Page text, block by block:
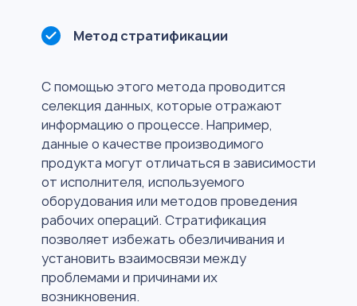
Метод стратификации
С помощью этого метода проводится
селекция данных, которые отражают
информацию о процессе. Например,
данные о качестве производимого
продукта могут отличаться в зависимости
от исполнителя, используемого
оборудования или методов проведения
рабочих операций. Стратификация
позволяет избежать обезличивания и
установить взаимосвязи между
проблемами и причинами их
возникновения.